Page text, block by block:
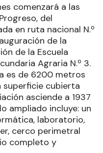
comenzará a las
del
en ruta nacional N.º
de la
de la Escuela
Agraria N.º 3.
es de 6200 metros
superficie cubierta
asciende a 1937
ampliado incluye: un
laboratorio,
cerco perimetral
completo y